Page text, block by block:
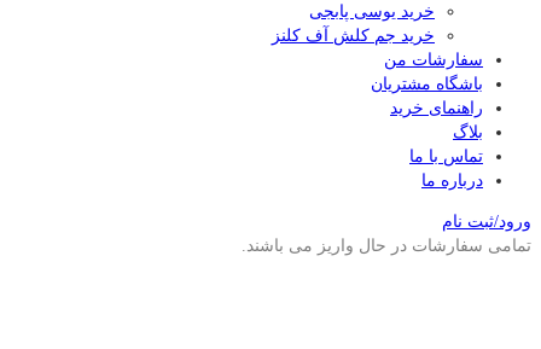
خرید یوسی پابجی
خرید جم کلش آف کلنز
سفارشات من
باشگاه مشتریان
راهنمای خرید
بلاگ
تماس با ما
درباره ما
ورود/ثبت نام
تمامی سفارشات در حال واریز می باشند.